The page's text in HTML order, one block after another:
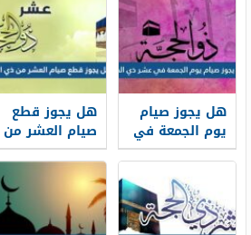
هل يجوز صيام
يوم الجمعة في
عشر ذي الحجة
هل يجوز قطع
صيام العشر من
ذي الحجة